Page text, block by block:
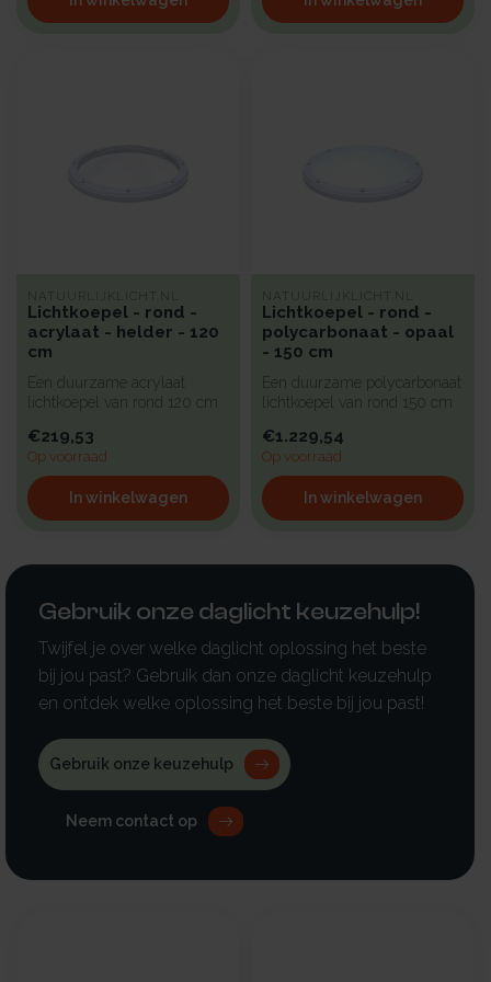
NATUURLIJKLICHT.NL
Lichtkoepel - rond -
acrylaat - helder - 120
cm
Een duurzame acrylaat
lichtkoepel van rond 120 cm
begl...
€219,53
Op voorraad
In winkelwagen
NATUURLIJKLICHT.NL
Lichtkoepel - rond -
polycarbonaat - opaal
- 150 cm
Een duurzame polycarbonaat
lichtkoepel van rond 150 cm
€1.229,54
Op voorraad
In winkelwagen
Gebruik onze daglicht keuzehulp!
Twijfel je over welke daglicht oplossing het beste
bij jou past? Gebruik dan onze daglicht keuzehulp
en ontdek welke oplossing het beste bij jou past!
Gebruik onze keuzehulp
Neem contact op